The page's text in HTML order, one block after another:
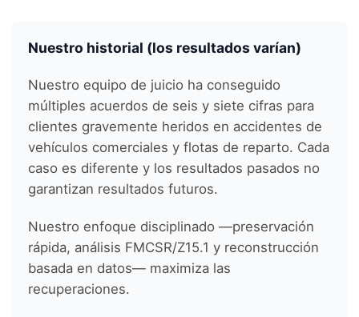
Nuestro historial (los resultados varían)
Nuestro equipo de juicio ha conseguido
múltiples acuerdos de seis y siete cifras para
clientes gravemente heridos en accidentes de
vehículos comerciales y flotas de reparto. Cada
caso es diferente y los resultados pasados no
garantizan resultados futuros.
Nuestro enfoque disciplinado —preservación
rápida, análisis FMCSR/Z15.1 y reconstrucción
basada en datos— maximiza las
recuperaciones.